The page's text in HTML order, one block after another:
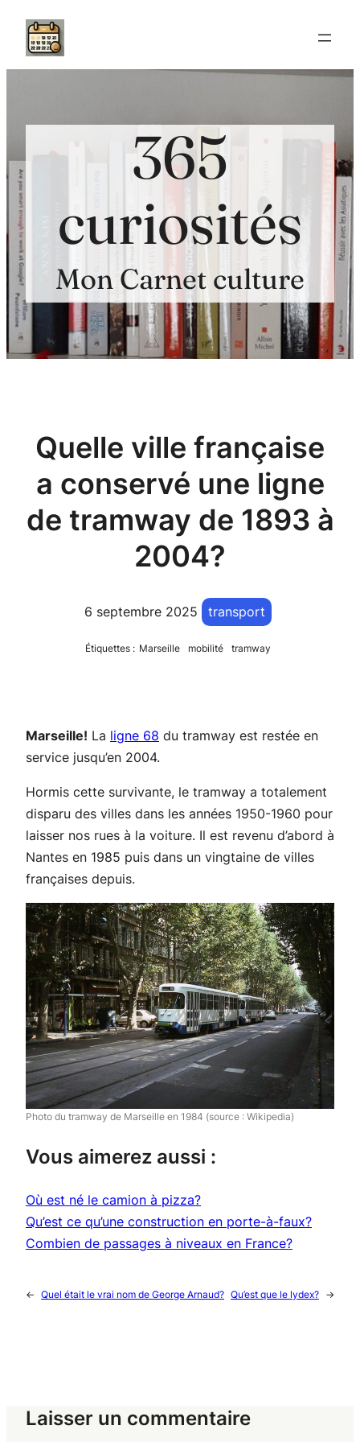
Aller
contenu
365
curiosités
Mon Carnet culture
Quelle ville française
a conservé une ligne
de tramway de 1893 à
2004?
6 septembre 2025 transport
Étiquettes : Marseille mobilité tramway
Marseille! La ligne 68 du tramway est restée en
service jusqu’en 2004.
Hormis cette survivante, le tramway a totalement
disparu des villes dans les années 1950-1960 pour
laisser nos rues à la voiture. Il est revenu d’abord à
Nantes en 1985 puis dans un vingtaine de villes
françaises depuis.
Photo du tramway de Marseille en 1984 (source : Wikipedia)
Vous aimerez aussi :
Où est né le camion à pizza?
Qu’est ce qu’une construction en porte-à-faux?
Combien de passages à niveaux en France?
← Quel était le vrai nom de George Arnaud? Qu’est que le lydex? →
Laisser un commentaire